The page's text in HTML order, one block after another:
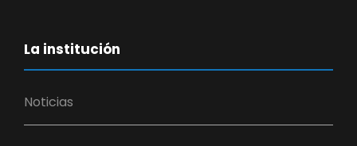
La institución
Noticias